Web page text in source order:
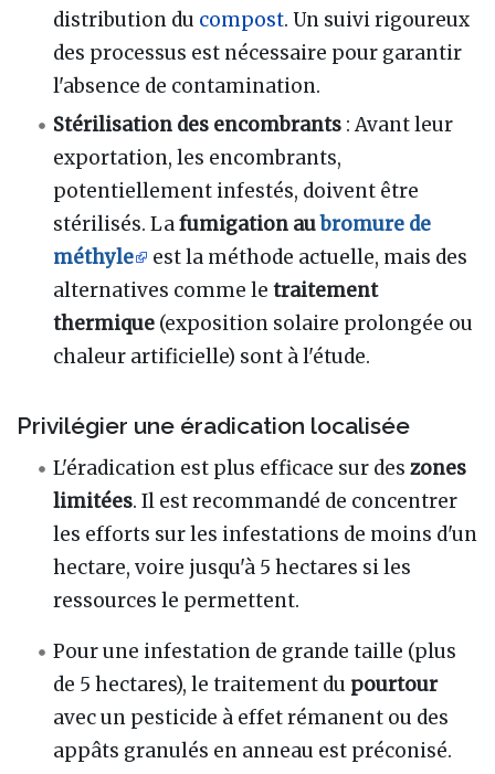
distribution du compost. Un suivi rigoureux
des processus est nécessaire pour garantir
l'absence de contamination.
Stérilisation des encombrants : Avant leur
exportation, les encombrants,
potentiellement infestés, doivent être
stérilisés. Lafumigation aubromure de
méthyle
est la méthode actuelle, mais des
alternatives comme letraitement
thermique (exposition solaire prolongée ou
chaleur artificielle) sont à l'étude.
Privilégier une éradication localisée
L'éradication est plus efficace sur deszones
limitées. Il est recommandé de concentrer
les efforts sur les infestations de moins d'un
hectare, voire jusqu'à 5 hectares si les
ressources le permettent.
Pour une infestation de grande taille (plus
de 5 hectares), le traitement du pourtour
avec un pesticide à effet rémanent ou des
appâts granulés en anneau est préconisé.